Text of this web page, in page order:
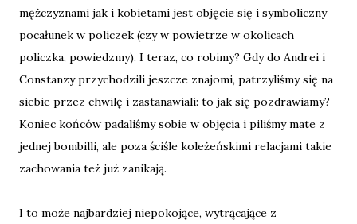
mężczyznami jak i kobietami jest objęcie się i symboliczny
pocałunek w policzek (czy w powietrze w okolicach
policzka, powiedzmy). I teraz, co robimy? Gdy do Andrei i
Constanzy przychodzili jeszcze znajomi, patrzyliśmy się na
siebie przez chwilę i zastanawiali: to jak się pozdrawiamy?
Koniec końców padaliśmy sobie w objęcia i piliśmy mate z
jednej bombilli, ale poza ściśle koleżeńskimi relacjami takie
zachowania też już zanikają.
I to może najbardziej niepokojące, wytrącające z